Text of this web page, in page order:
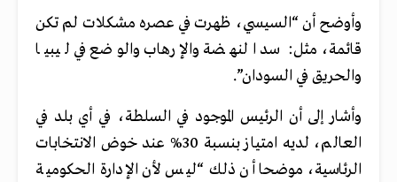
وأوضح أن “السيسي، ظهرت في عصره مشكلات لم تكن
قائمة، مثل: سد النهضة والإرهاب والوضع في ليبيا
والحريق في السودان”.
وأشار إلى أن الرئيس الموجود في السلطة، في أي بلد في
العالم، لديه امتياز بنسبة 30% عند خوض الانتخابات
الرئاسية، موضحا أن ذلك “ليس لأن الإدارة الحكومية